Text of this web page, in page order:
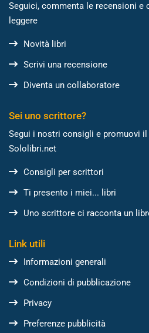
Seguici, commenta le recensioni
leggere
Novità libri
Scrivi una recensione
Diventa un collaboratore
Sei uno scrittore?
Segui i nostri consigli e promuovi
Sololibri.net
Consigli per scrittori
Ti presento i miei... libri
Uno scrittore ci racconta un
Link utili
Informazioni generali
Condizioni di pubblicazione
Privacy
Preferenze pubblicità